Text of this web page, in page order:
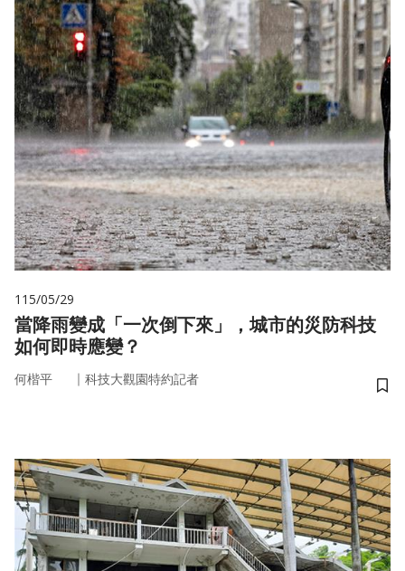
115/05/29
當降雨變成「一次倒下來」，城市的災防科技
如何即時應變？
何楷平 ｜ 科技大觀園特約記者
儲